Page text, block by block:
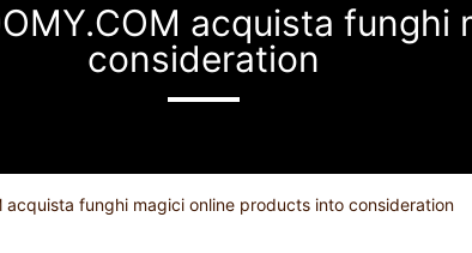
acquista
consideration
acquista funghi magici online products into consideration